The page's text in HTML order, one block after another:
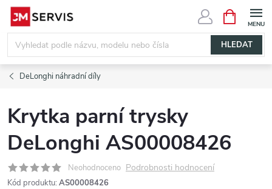
Přejít
obsah
HLEDAT
NÁKUPNÍ
KOŠÍK
DeLonghi náhradní díly
Krytka parní trysky
DeLonghi AS00008426
Neohodnoceno Podrobnosti hodnocení
Kód produktu: AS00008426